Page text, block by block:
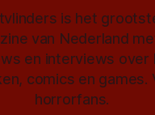
is het
van Nederland
en interviews over
comics en games.
horrorfans.